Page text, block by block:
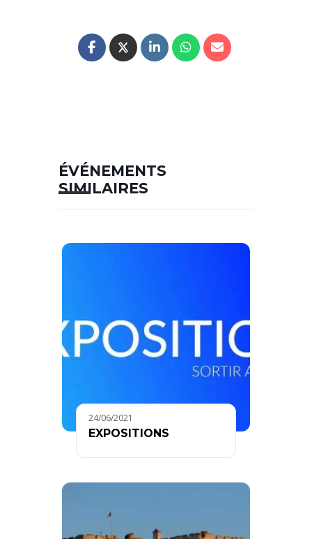
ÉVÉNEMENTS
SIMILAIRES
24/06/2021
EXPOSITIONS